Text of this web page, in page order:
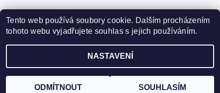
Zboží.cz | Heureka.cz | Hot-fix.cz | Crystalstyle.cz
2026 ©Vysivaci.cz, všechna práva vyhrazena
Tento web používá soubory cookie. Dalším procházením
tohoto webu vyjadřujete souhlas s jejich používáním.
NASTAVENÍ
ODMÍTNOUT SOUHLASÍM